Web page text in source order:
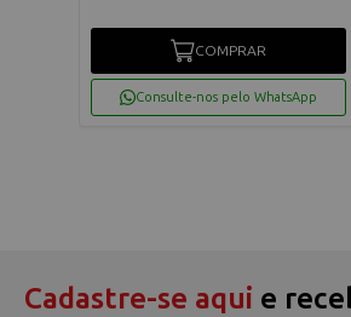
COMPRAR
Consulte-nos pelo WhatsApp
Cadastre-se aqui e